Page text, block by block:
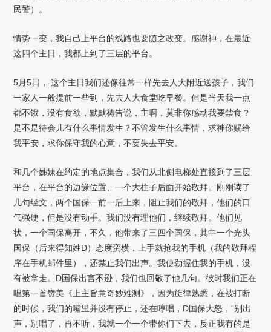
民警）。
情势一变，我自己上平台的线路也要随之改变。感谢神，在最近
这四个主日，我都上到了三层的平台。
5月5日， 这个主日我们还像往常一样先去人大附近送孩子，我们
一家人一般提前一些到，先去人大食堂吃早餐。但是当天我一点
都不饿，没有食欲，默默祷告说，主啊，莫非你感动我要禁食？
是不是待会儿有什么事情发生？不管发生什么事情，求神你赐给
我平安，求你保守我的心意，不要失去平安。
和几个姊妹在约定的地点集合，我们从北侧电梯处直接到了三层
平台，在平台的边缘位置、一个大柱子后面开始敬拜。刚刚读了
几句经文，两个国保一前一后上来，阻止我们的敬拜，他们的口
气强硬，但是没有动手。我们没有理他们，继续敬拜。他们见
状，一个国保离开，不久，他带来了三四个国保，其中一个光头
国保（后来得知姓D）态度蛮横，上手就抢我的手机（我的敬拜程
序在手机邮件里），还禁止我们出声。我使劲握住我的手机，没
有被拿走。D国保出言不逊，我们也回敬了他几句。彼时我们正在
唱第一首赞美《上主旨意奇妙难测》，因为旋律熟悉，在被打断
的时候，我们的嘴里并没有停止，还在哼唱，D国保大怒，“别出
声，别唱了，再不听，我就一个一个带你们下去，反正我有的是